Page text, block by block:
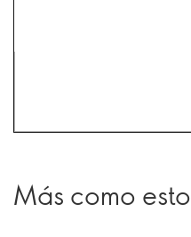
Más como esto